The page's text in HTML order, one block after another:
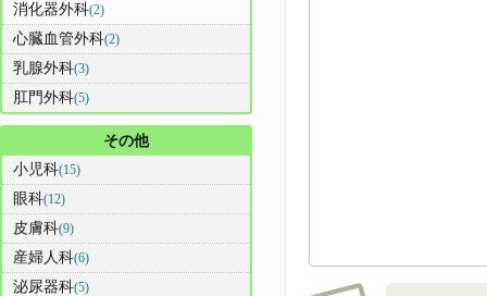
消化器外科(2)
心臓血管外科(2)
乳腺外科(3)
肛門外科(5)
その他
小児科(15)
眼科(12)
皮膚科(9)
産婦人科(6)
泌尿器科(5)